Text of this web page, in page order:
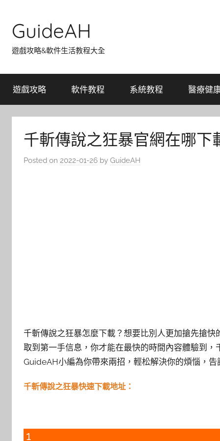
content
GuideAH
遊戲攻略&軟件生活教程大全
遊戲攻略 軟件教程 系統教程 醫療健
千斬傳說之狂暴官網在哪
Posted on 2022-01-26 by GuideAH
千斬傳說之狂暴怎麼下載？想要比別人更加搶先搶
取到第一手信息，你才能在最快的時間內容體驗到
GuideAH小編為你帶來兩招，輕松解決你的煩惱，
千斬傳說之狂暴快速下載地址：
1